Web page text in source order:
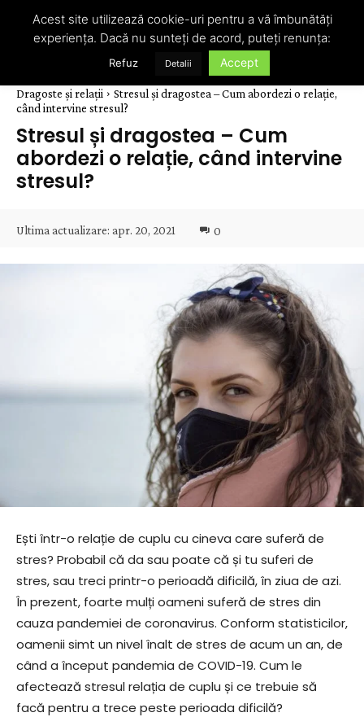
Dragoste și relații
Stresul și dragostea – Cum abordezi o relație,
când intervine stresul?
Stresul și dragostea – Cum
abordezi o relație, când intervine
stresul?
Ultima actualizare: apr. 20, 2021 0
Ești într-o relație de cuplu cu cineva care suferă de
stres? Probabil că da sau poate că și tu suferi de
stres, sau treci printr-o perioadă dificilă, în ziua de azi.
În prezent, foarte mulți oameni suferă de stres din
cauza pandemiei de coronavirus. Conform statisticilor,
oamenii simt un nivel înalt de stres de acum un an, de
când a început pandemia de COVID-19. Cum le
afectează stresul relația de cuplu și ce trebuie să
facă pentru a trece peste perioada dificilă?
Acest site utilizează cookie-uri pentru a vă îmbunătăți
experiența. Dacă nu sunteți de acord, puteți renunța:
Refuz Detalii Accept